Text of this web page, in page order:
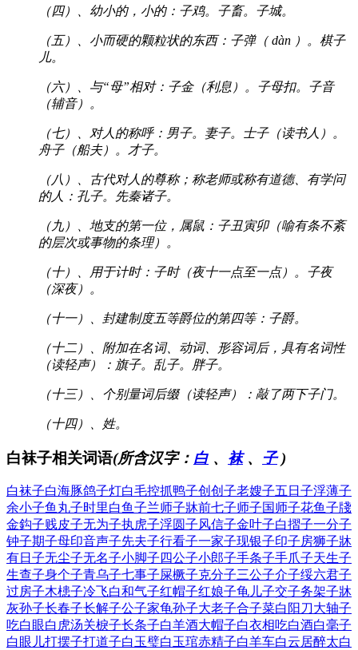
（四）、幼小的，小的：子鸡。子畜。子城。
（五）、小而硬的颗粒状的东西：子弹（ dàn ）。棋子
儿。
（六）、与“母”相对：子金（利息）。子母扣。子音
（辅音）。
（七）、对人的称呼：男子。妻子。士子（读书人）。
舟子（船夫）。才子。
（八）、古代对人的尊称；称老师或称有道德、有学问
的人：孔子。先秦诸子。
（九）、地支的第一位，属鼠：子丑寅卯（喻有条不紊
的层次或事物的条理）。
（十）、用于计时：子时（夜十一点至一点）。子夜
（深夜）。
（十一）、封建制度五等爵位的第四等：子爵。
（十二）、附加在名词、动词、形容词后，具有名词性
（读轻声）：旗子。乱子。胖子。
（十三）、个别量词后缀（读轻声）：敲了两下子门。
（十四）、姓。
白袜子相关词语(所含汉字： 白 、 袜、 子)
白袜子白海豚鸽子灯白毛控抓鸭子创创子老嫂子五日子浮薄子
余小子鱼丸子时里白鱼子兰师子牀前七子师子国师子花鱼子牋
金鈎子贱皮子无为子执虎子浮圆子风信子金叶子白摺子一分子
钟子期子母印音声子先夫子行看子一家子现银子印子房狮子牀
有日子无尘子无名子小脚子 四公子小郎子手条子手爪子天生子
生查子身个子青乌子七事子屎橛子克分子三公子介子绥六君子
过房子木槵子冷飞白和气子红帽子红娘子龟儿子交子务架子牀
灰孙子长春子长解子公子家龟孙子大老子合子菜白阳刀大轴子
吃白眼白虎汤关棙子长条子白羊酒大帽子白衣相吃白酒白毫子
白眼儿打摆子打道子白玉璧白玉琯赤精子白羊车白云居醉太白